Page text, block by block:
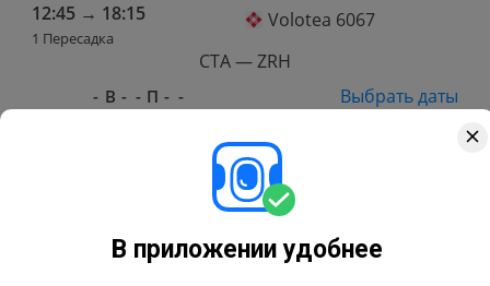
В приложении удобнее
12:45 → 18:15
1 Пересадка
Volotea 6067
CTA — ZRH
- В - - П - -
Выбрать даты
ITA Airways 1734
CTA — ZRH